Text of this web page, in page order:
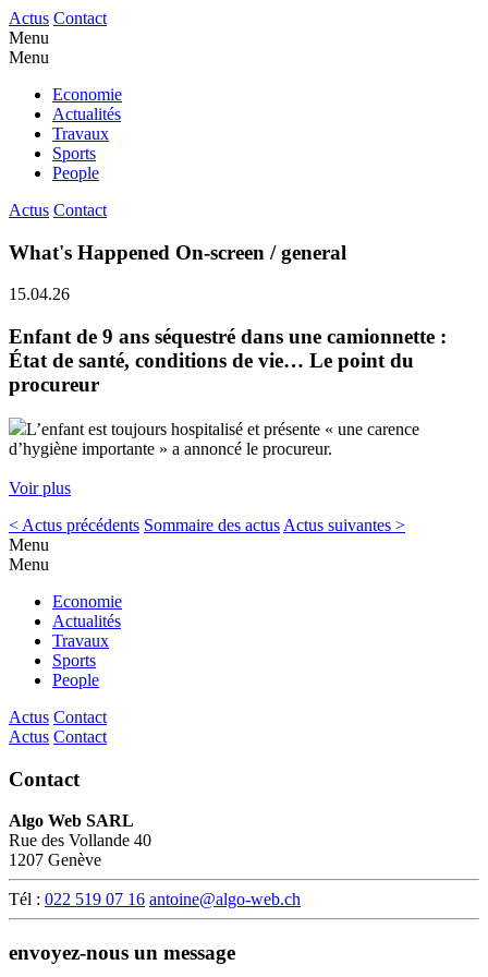
Actus Contact
Menu
Menu
Economie
Actualités
Travaux
Sports
People
Actus Contact
What's Happened On-screen / general
15.04.26
Enfant de 9 ans séquestré dans une camionnette :
État de santé, conditions de vie… Le point du
procureur
L’enfant est toujours hospitalisé et présente « une carence
d’hygiène importante » a annoncé le procureur.
Voir plus
< Actus précédents Sommaire des actus Actus suivantes >
Menu
Menu
Economie
Actualités
Travaux
Sports
People
Actus Contact
Actus Contact
Contact
Algo Web SARL
Rue des Vollande 40
1207 Genève
Tél : 022 519 07 16 antoine@algo-web.ch
envoyez-nous un message